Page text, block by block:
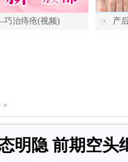
巧治痔疮(视频)
产
>
明隐 前期空头